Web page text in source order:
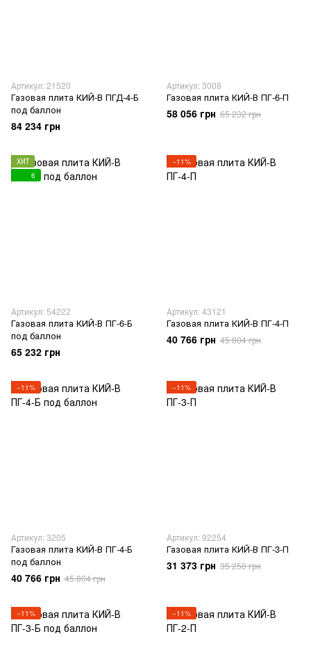
Артикул: 21520
Газовая плита КИЙ-В ПГД-4-Б
под баллон
84 234 грн
Артикул: 3008
Газовая плита КИЙ-В ПГ-6-П
58 056 грн 65 232 грн
ХИТ
6
Артикул: 54222
Газовая плита КИЙ-В ПГ-6-Б
под баллон
65 232 грн
−11%
Артикул: 43121
Газовая плита КИЙ-В ПГ-4-П
40 766 грн 45 804 грн
−11%
Артикул: 3205
Газовая плита КИЙ-В ПГ-4-Б
под баллон
40 766 грн 45 804 грн
−11%
Артикул: 92254
Газовая плита КИЙ-В ПГ-3-П
31 373 грн 35 250 грн
−11% −11%